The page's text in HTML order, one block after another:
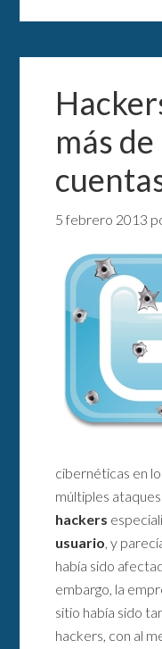
más
5 febrero 2013
cibernéticas en
múltiples
hackers
usuario, y
había sido
embargo, la
sitio había sido
hackers, con al